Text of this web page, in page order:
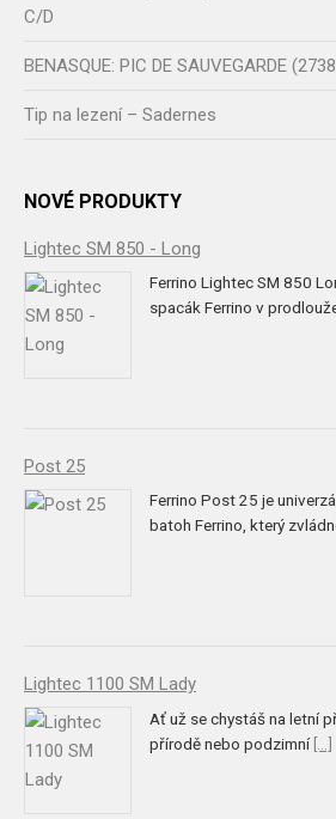
C/D
BENASQUE: PIC DE SAUVEGARDE
Tip na lezení – Sadernes
NOVÉ PRODUKTY
Lightec SM 850 - Long
Ferrino Lightec SM 850
spacák Ferrino v
Post 25
Ferrino Post 25 je
batoh Ferrino, který
Lightec 1100 SM Lady
Ať už se chystáš na letní
přírodě nebo podzimní [...]